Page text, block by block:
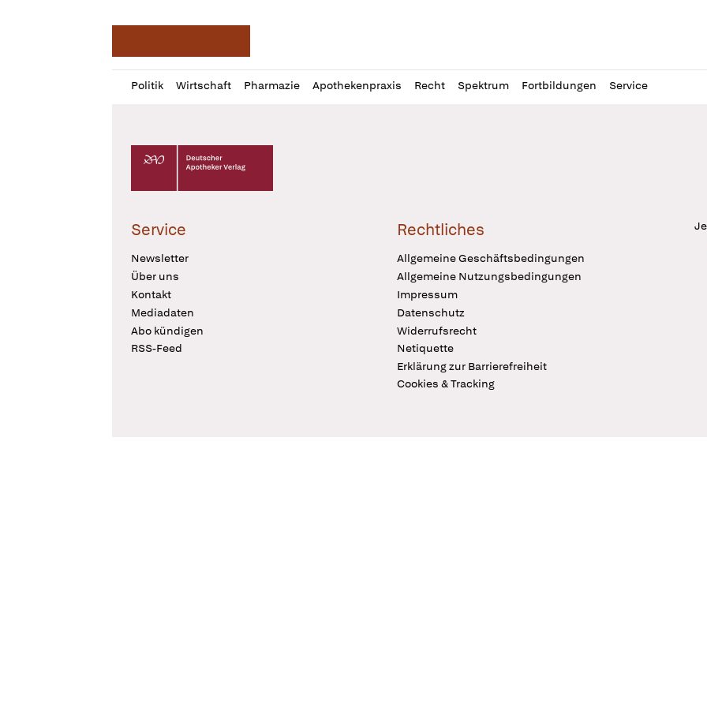
Politik Wirtschaft Pharmazie Apothekenpraxis Recht Spektrum Fortbildungen Service
Profil
öffnen
Daz
Pur
Deutscher Apotheker Verlag Logo
Service
Newsletter
Über uns
Kontakt
Mediadaten
Abo kündigen
RSS-Feed
Rechtliches
Allgemeine Geschäftsbedingungen
Allgemeine Nutzungsbedingungen
Impressum
Datenschutz
Widerrufsrecht
Netiquette
Erklärung zur Barrierefreiheit
Cookies & Tracking